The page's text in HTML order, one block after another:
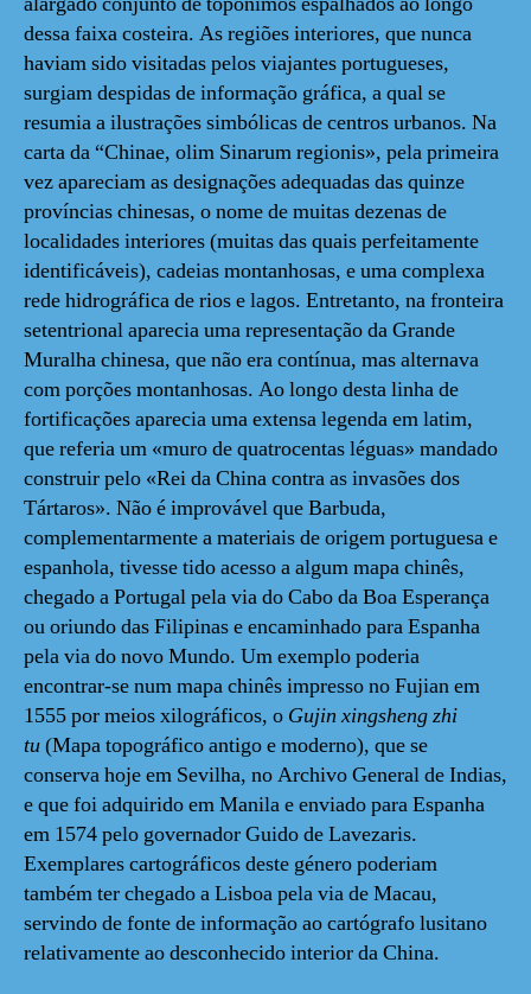
dessa faixa costeira. As regiões interiores, que nunca
haviam sido visitadas pelos viajantes portugueses,
surgiam despidas de informação gráfica, a qual se
resumia a ilustrações simbólicas de centros urbanos. Na
carta da “Chinae, olim Sinarum regionis», pela primeira
vez apareciam as designações adequadas das quinze
províncias chinesas, o nome de muitas dezenas de
localidades interiores (muitas das quais perfeitamente
identificáveis), cadeias montanhosas, e uma complexa
rede hidrográfica de rios e lagos. Entretanto, na fronteira
setentrional aparecia uma representação da Grande
Muralha chinesa, que não era contínua, mas alternava
com porções montanhosas. Ao longo desta linha de
fortificações aparecia uma extensa legenda em latim,
que referia um «muro de quatrocentas léguas» mandado
construir pelo «Rei da China contra as invasões dos
Tártaros». Não é improvável que Barbuda,
complementarmente a materiais de origem portuguesa e
espanhola, tivesse tido acesso a algum mapa chinês,
chegado a Portugal pela via do Cabo da Boa Esperança
ou oriundo das Filipinas e encaminhado para Espanha
pela via do novo Mundo. Um exemplo poderia
encontrar-se num mapa chinês impresso no Fujian em
1555 por meios xilográficos, o Gujin xingsheng zhi
tu(Mapa topográfico antigo e moderno), que se
conserva hoje em Sevilha, no Archivo General de Indias,
e que foi adquirido em Manila e enviado para Espanha
em 1574 pelo governador Guido de Lavezaris.
Exemplares cartográficos deste género poderiam
também ter chegado a Lisboa pela via de Macau,
servindo de fonte de informação ao cartógrafo lusitano
relativamente ao desconhecido interior da China.